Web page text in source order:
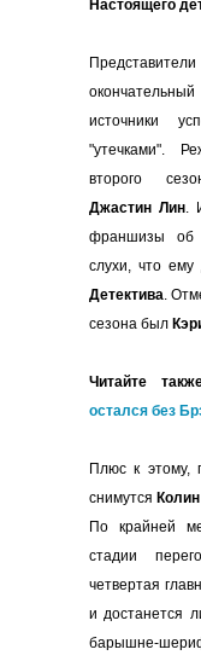
Настоящего
источники
"утечками".
второго
Джастин Лин.
франшизы об
слухи, что
Детектива.
сезона был
Читайте
остался без
Плюс к этому,
снимутся
По крайней
стадии
четвертая
и достанется
барышне-